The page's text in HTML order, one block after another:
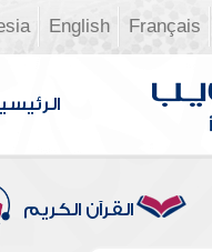
Français
English
القرآن الكريم